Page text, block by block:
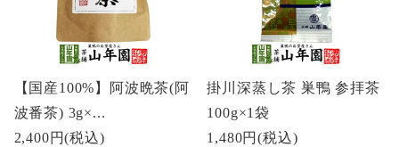
【国産100%】阿波晩茶(阿
波番茶) 3g×...
2,400円(税込)
掛川深蒸し茶 巣鴨 参拝茶
100g×1袋
1,480円(税込)